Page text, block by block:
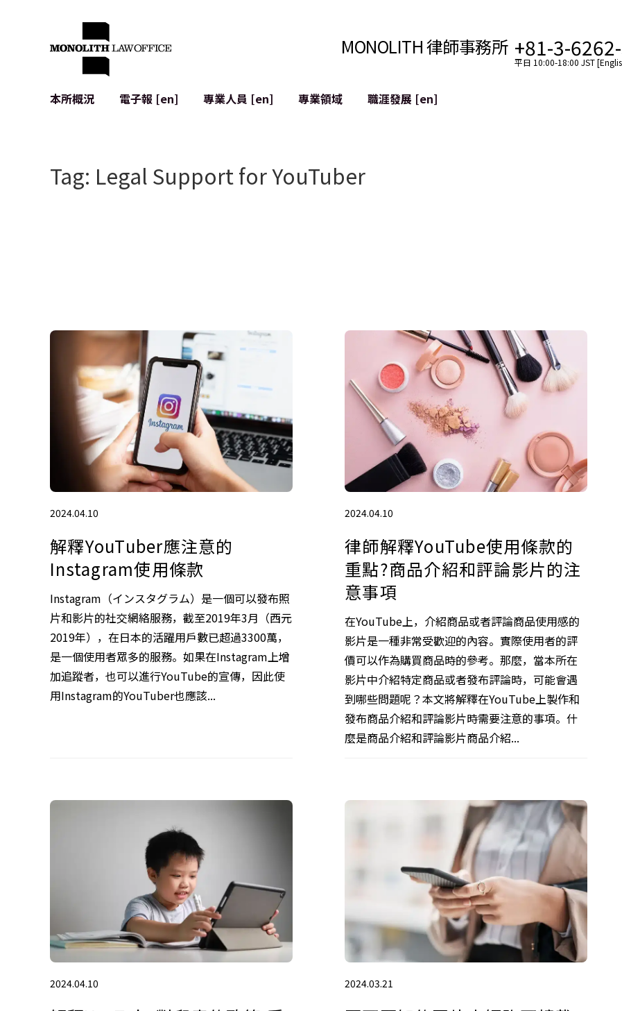
MONOLITH 律師事務所 +81-3-
平日 10:00-18:00 JST
本所概況
全球合作夥伴聯盟 [en]
本所位置
電子報 [en] 專業人員 [en]
專業領域
併購 (M&A)
日本的IPO
使用條款
加密資產與區塊鏈
職涯發展 [en]
Tag: Legal Support for YouTuber
2024.04.10
解釋YouTuber應注意的
Instagram使用條款
Instagram（インスタグラム）是一個可以發布照
片和影片的社交網絡服務，截至2019年3月（西元
2019年），在日本的活躍用戶數已超過3300萬，
是一個使用者眾多的服務。如果在Instagram上增
加追蹤者，也可以進行YouTube的宣傳，因此使
用Instagram的YouTuber也應該...
2024.04.10
律師解釋YouTube使用條款的
重點?商品介紹和評論影片的注
意事項
在YouTube上，介紹商品或者評論商品使用感的
影片是一種非常受歡迎的內容。實際使用者的評
價可以作為購買商品時的參考。那麼，當本所在
影片中介紹特定商品或者發布評論時，可能會遇
到哪些問題呢？本文將解釋在YouTube上製作和
發布商品介紹和評論影片時需要注意的事項。什
麼是商品介紹和評論影片商品介紹...
2024.04.10 2024.03.21